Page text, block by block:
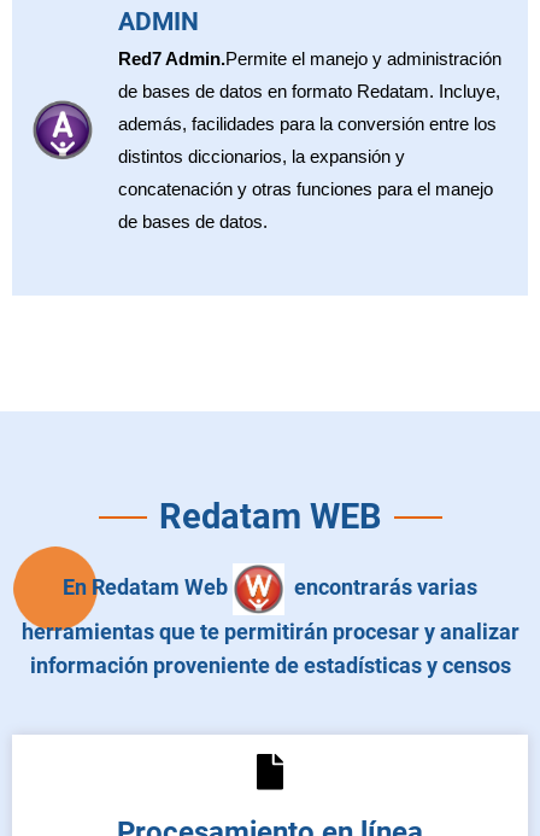
ADMIN
Red7 Admin.Permite el manejo y administración
de bases de datos en formato Redatam. Incluye,
además, facilidades para la conversión entre los
distintos diccionarios, la expansión y
concatenación y otras funciones para el manejo
de bases de datos.
Redatam WEB
En Redatam Web
encontrarás varias
herramientas que te permitirán procesar y analizar
información proveniente de estadísticas y censos